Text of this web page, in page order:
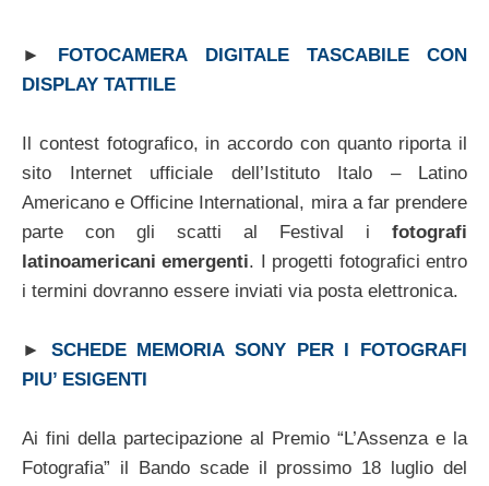
►
FOTOCAMERA DIGITALE TASCABILE CON
DISPLAY TATTILE
Il contest fotografico, in accordo con quanto riporta il
sito Internet ufficiale dell’Istituto Italo – Latino
Americano e Officine International, mira a far prendere
parte con gli scatti al Festival i fotografi
latinoamericani emergenti. I progetti fotografici entro
i termini dovranno essere inviati via posta elettronica.
► SCHEDE MEMORIA SONY PER I FOTOGRAFI
PIU’ ESIGENTI
Ai fini della partecipazione al Premio “L’Assenza e la
Fotografia” il Bando scade il prossimo 18 luglio del